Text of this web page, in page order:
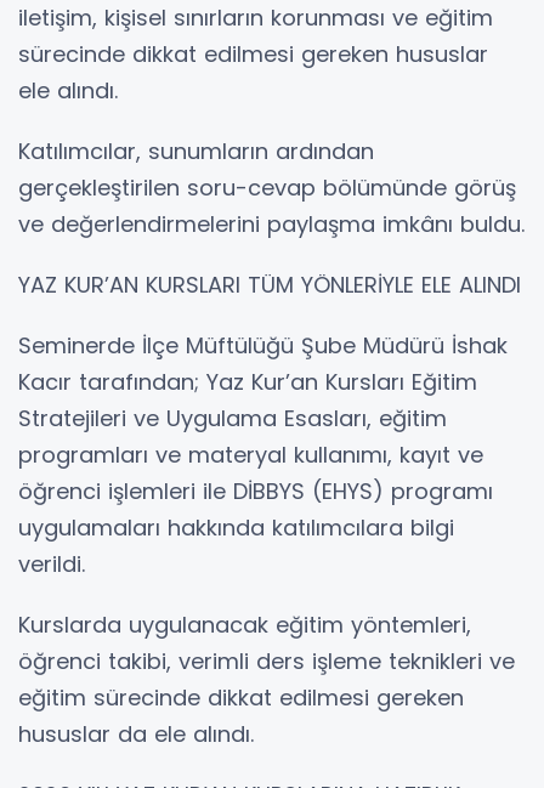
iletişim, kişisel sınırların korunması ve eğitim
sürecinde dikkat edilmesi gereken hususlar
ele alındı.
Katılımcılar, sunumların ardından
gerçekleştirilen soru-cevap bölümünde görüş
ve değerlendirmelerini paylaşma imkânı buldu.
YAZ KUR’AN KURSLARI TÜM YÖNLERİYLE ELE ALINDI
Seminerde İlçe Müftülüğü Şube Müdürü İshak
Kacır tarafından; Yaz Kur’an Kursları Eğitim
Stratejileri ve Uygulama Esasları, eğitim
programları ve materyal kullanımı, kayıt ve
öğrenci işlemleri ile DİBBYS (EHYS) programı
uygulamaları hakkında katılımcılara bilgi
verildi.
Kurslarda uygulanacak eğitim yöntemleri,
öğrenci takibi, verimli ders işleme teknikleri ve
eğitim sürecinde dikkat edilmesi gereken
hususlar da ele alındı.